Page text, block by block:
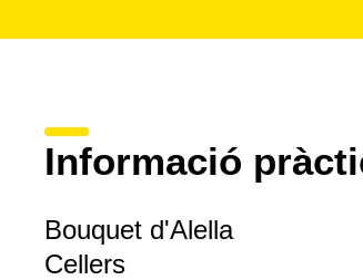
Informació
Bouquet d'Alella
Cellers